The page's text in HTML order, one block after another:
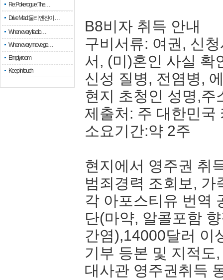
Re: Pokerogue: The…
Drive Mad: 물리 엔진이 …
When every fractio…
When every move ge…
Empty room
Keep in touch
B8비자 취득 안내
구비서류: 여권, 신
서, (미)혼인 사실 확
신성 질병, 전염병,
현지 초청인 성명,주
제출처: 주 대한민국
소요기간:약 2주
현지에서 영주권 취
범죄경력 조회보,
각 아포스티유 번역
단(마약, 알콜포함
간염),14000달러 이
기부 등본 및 지적도
대사관 영주권취득